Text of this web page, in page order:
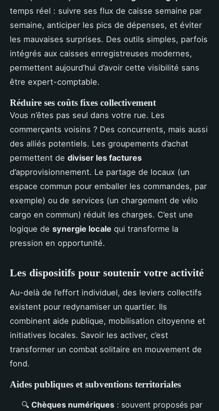
temps réel : suivre ses flux de caisse semaine par
semaine, anticiper les pics de dépenses, et éviter
les mauvaises surprises. Des outils simples, parfois
intégrés aux caisses enregistreuses modernes,
permettent aujourd’hui d’avoir cette visibilité sans
être expert-comptable.
Réduire ses coûts fixes collectivement
Vous n’êtes pas seul dans votre rue. Les
commerçants voisins ? Des concurrents, mais aussi
des alliés potentiels. Les groupements d’achat
permettent de diviser les factures
d’approvisionnement. Le partage de locaux (un
espace commun pour emballer les commandes, par
exemple) ou de services (un chargement de vélo
cargo en commun) réduit les charges. C’est une
logique de synergie locale qui transforme la
pression en opportunité.
Les dispositifs pour soutenir votre activité
Au-delà de l’effort individuel, des leviers collectifs
existent pour redynamiser un quartier. Ils
combinent aide publique, mobilisation citoyenne et
initiatives locales. Savoir les activer, c’est
transformer un combat solitaire en mouvement de
fond.
Aides publiques et subventions territoriales
🔍 Chèques numériques : souvent proposés par